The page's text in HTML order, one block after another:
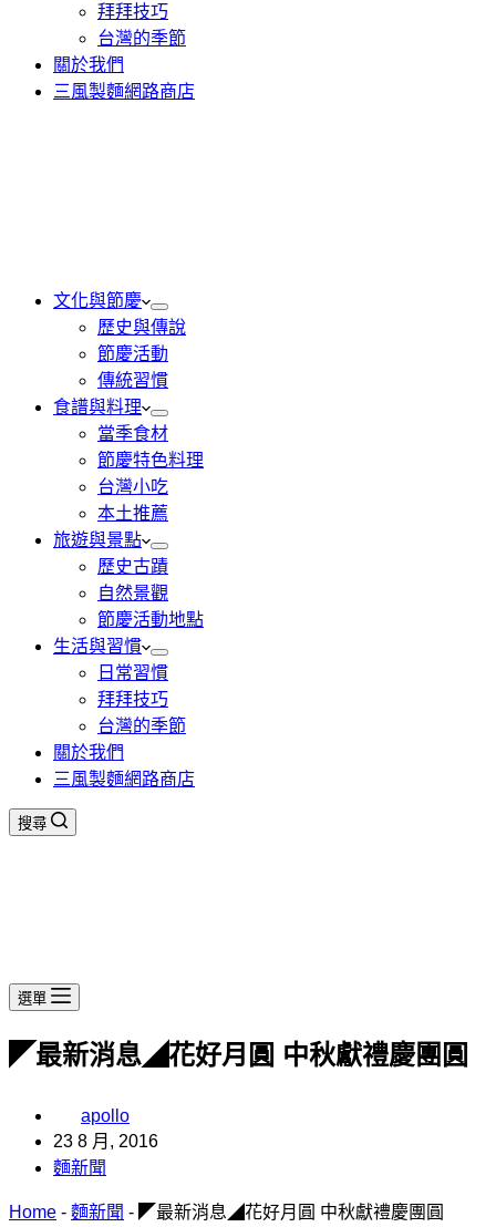
拜拜技巧
台灣的季節
關於我們
三風製麵網路商店
文化與節慶
歷史與傳說
節慶活動
傳統習慣
食譜與料理
當季食材
節慶特色料理
台灣小吃
本土推薦
旅遊與景點
歷史古蹟
自然景觀
節慶活動地點
生活與習慣
日常習慣
拜拜技巧
台灣的季節
關於我們
三風製麵網路商店
搜尋
選單
◤最新消息◢花好月圓 中秋獻禮慶團圓
apollo
23 8 月, 2016
麵新聞
Home - 麵新聞 - ◤最新消息◢花好月圓 中秋獻禮慶團圓